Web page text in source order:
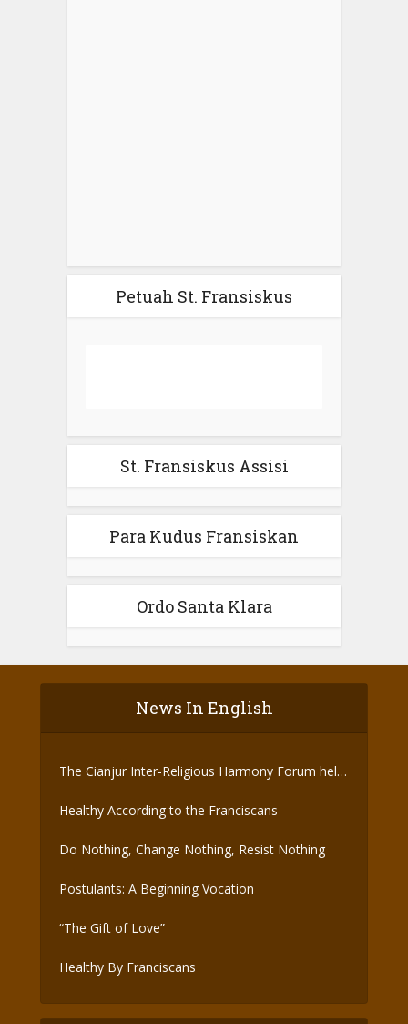
Petuah St. Fransiskus
St. Fransiskus Assisi
Para Kudus Fransiskan
Ordo Santa Klara
News In English
The Cianjur Inter-Religious Harmony Forum held
Healthy According to the Franciscans
Do Nothing, Change Nothing, Resist Nothing
Postulants: A Beginning Vocation
“The Gift of Love”
Healthy By Franciscans